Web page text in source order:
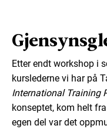
Etter endt workshop i
kurslederne vi har på
International Training
konseptet, kom helt
egen del var det